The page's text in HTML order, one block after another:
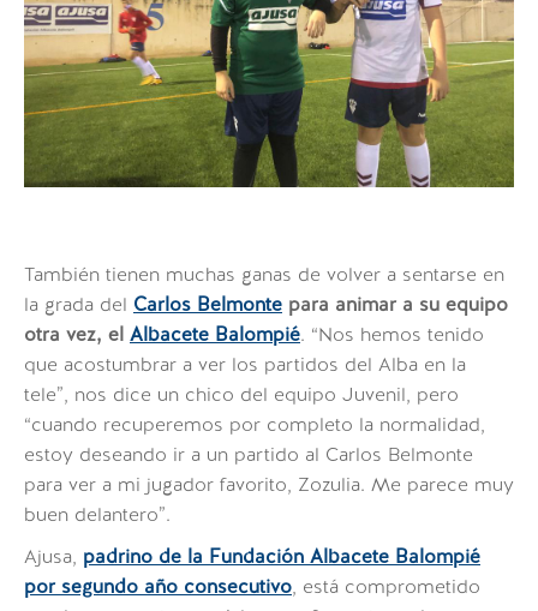
También tienen muchas ganas de volver a sentarse en
la grada del Carlos Belmonte para animar a su equipo
otra vez, el Albacete Balompié. “Nos hemos tenido
que acostumbrar a ver los partidos del Alba en la
tele”, nos dice un chico del equipo Juvenil, pero
“cuando recuperemos por completo la normalidad,
estoy deseando ir a un partido al Carlos Belmonte
para ver a mi jugador favorito, Zozulia. Me parece muy
buen delantero”.
Ajusa, padrino de la Fundación Albacete Balompié
por segundo año consecutivo, está comprometido